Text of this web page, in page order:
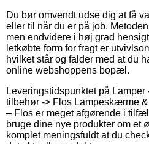
Du bør omvendt udse dig at få
eller til når du er på job.
men endvidere i høj grad
letkøbte form for fragt er
hvilket står og falder med at du
online webshoppens bopæl.
Leveringstidspunktet på
tilbehør -> Flos Lampeskærme
– Flos er meget afgørende i
bruge dine nye produkter om et
komplet meningsfuldt at du